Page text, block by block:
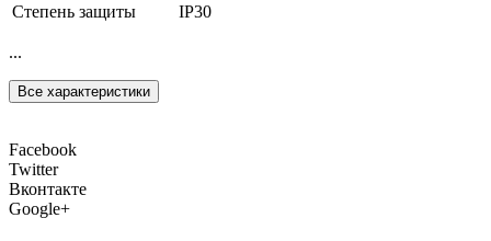
Степень защиты
IP30
...
Все характеристики
Facebook
Twitter
Вконтакте
Google+